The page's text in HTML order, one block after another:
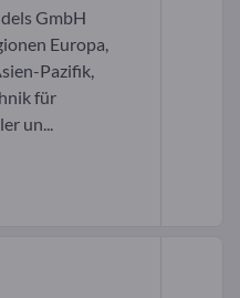
GmbH
Europa,
Pazifik,
für
un...